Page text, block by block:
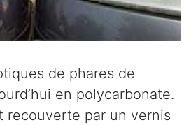
de phares de
en polycarbonate.
recouverte par un vernis